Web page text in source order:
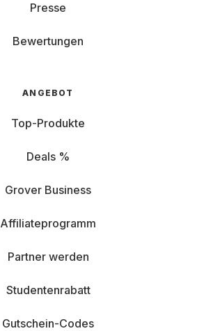
Presse
Bewertungen
ANGEBOT
Top-Produkte
Deals %
Grover Business
Affiliateprogramm
Partner werden
Studentenrabatt
Gutschein-Codes